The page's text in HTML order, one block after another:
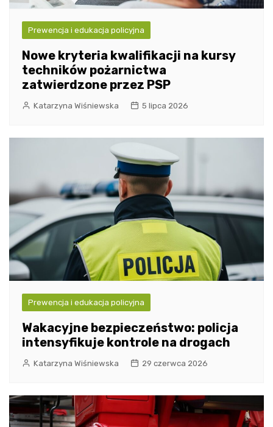
Prewencja i edukacja policyjna
Nowe kryteria kwalifikacji na kursy
techników pożarnictwa
zatwierdzone przez PSP
Katarzyna Wiśniewska 5 lipca 2026
Prewencja i edukacja policyjna
Wakacyjne bezpieczeństwo: policja
intensyfikuje kontrole na drogach
Katarzyna Wiśniewska 29 czerwca 2026